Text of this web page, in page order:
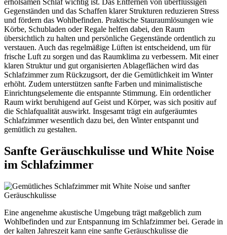
Gegenständen und das Schaffen klarer Strukturen reduzieren Stress
und fördern das Wohlbefinden. Praktische Stauraumlösungen wie
Körbe, Schubladen oder Regale helfen dabei, den Raum
übersichtlich zu halten und persönliche Gegenstände ordentlich zu
verstauen. Auch das regelmäßige Lüften ist entscheidend, um für
frische Luft zu sorgen und das Raumklima zu verbessern. Mit einer
klaren Struktur und gut organisierten Ablageflächen wird das
Schlafzimmer zum Rückzugsort, der die Gemütlichkeit im Winter
erhöht. Zudem unterstützen sanfte Farben und minimalistische
Einrichtungselemente die entspannte Stimmung. Ein ordentlicher
Raum wirkt beruhigend auf Geist und Körper, was sich positiv auf
die Schlafqualität auswirkt. Insgesamt trägt ein aufgeräumtes
Schlafzimmer wesentlich dazu bei, den Winter entspannt und
gemütlich zu gestalten.
Sanfte Geräuschkulisse und White Noise
im Schlafzimmer
Eine angenehme akustische Umgebung trägt maßgeblich zum
Wohlbefinden und zur Entspannung im Schlafzimmer bei. Gerade in
der kalten Jahreszeit kann eine sanfte Geräuschkulisse die